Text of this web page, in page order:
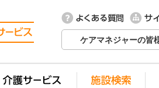
ケアマネジャーの皆